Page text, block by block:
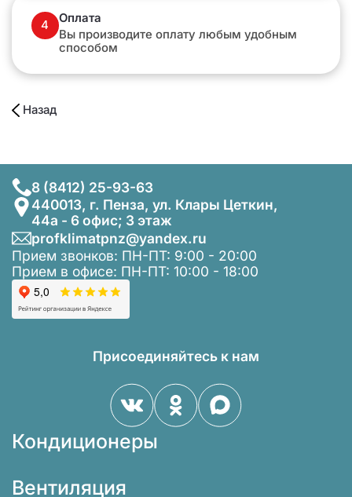
4
Оплата
Вы производите оплату любым удобным
способом
Назад
8 (8412) 25-93-63
440013, г. Пенза, ул. Клары Цеткин,
44а - 6 офис; 3 этаж
profklimatpnz@yandex.ru
Прием звонков: ПН-ПТ: 9:00 - 20:00
Прием в офисе: ПН-ПТ: 10:00 - 18:00
Присоединяйтесь к нам
Кондиционеры
Вентиляция